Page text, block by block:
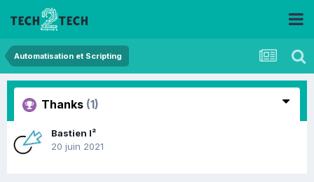
Automatisation et Scripting
Thanks (1)
Bastien I²
20 juin 2021